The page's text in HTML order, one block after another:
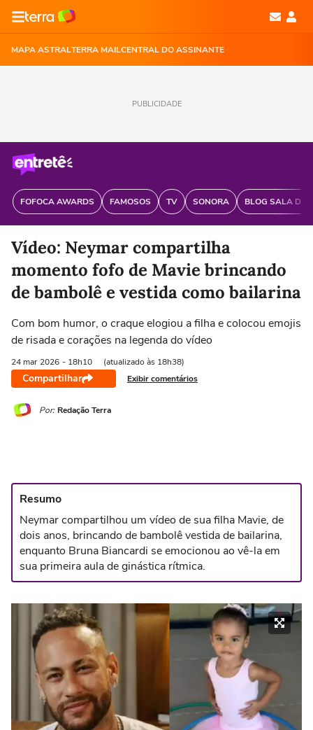
MAPA ASTRALTERRA MAILCENTRAL DO ASSINANTE
PUBLICIDADE
FOFOCA AWARDS FAMOSOS TV SONORA BLOG SALA DE
Vídeo: Neymar compartilha
momento fofo de Mavie brincando
de bambolê e vestida como bailarina
Com bom humor, o craque elogiou a filha e colocou emojis
de risada e corações na legenda do vídeo
24 mar 2026 - 18h10 (atualizado às 18h38)
Compartilhar Exibir comentários
Por: Redação Terra
Resumo
Neymar compartilhou um vídeo de sua filha Mavie, de
dois anos, brincando de bambolê vestida de bailarina,
enquanto Bruna Biancardi se emocionou ao vê-la em
sua primeira aula de ginástica rítmica.